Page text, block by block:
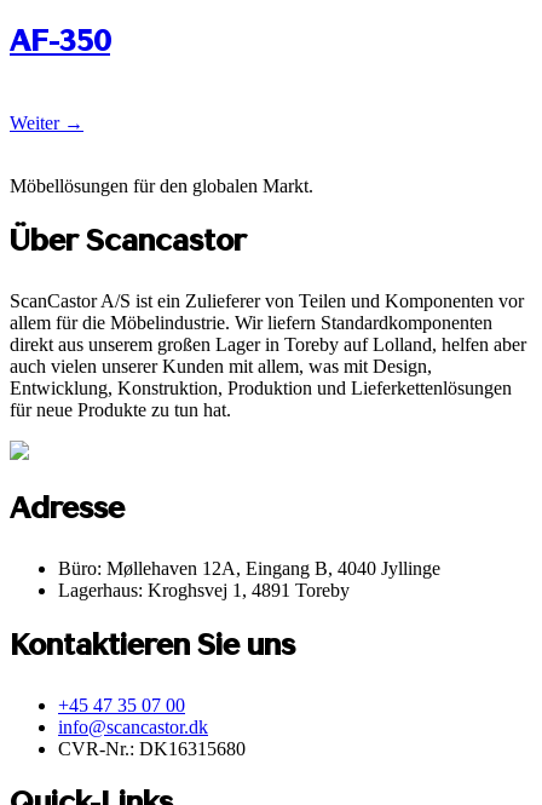
AF-350
Weiter →
Möbellösungen für den globalen Markt.
Über Scancastor
ScanCastor A/S ist ein Zulieferer von Teilen und Komponenten vor
allem für die Möbelindustrie. Wir liefern Standardkomponenten
direkt aus unserem großen Lager in Toreby auf Lolland, helfen aber
auch vielen unserer Kunden mit allem, was mit Design,
Entwicklung, Konstruktion, Produktion und Lieferkettenlösungen
für neue Produkte zu tun hat.
Adresse
Büro: Møllehaven 12A, Eingang B, 4040 Jyllinge
Lagerhaus: Kroghsvej 1, 4891 Toreby
Kontaktieren Sie uns
+45 47 35 07 00
info@scancastor.dk
CVR-Nr.: DK16315680